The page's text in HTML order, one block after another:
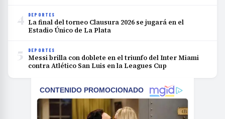
4 DEPORTES
La final del torneo Clausura 2026 se jugará en el
Estadio Único de La Plata
5 DEPORTES
Messi brilla con doblete en el triunfo del Inter Miami
contra Atlético San Luis en la Leagues Cup